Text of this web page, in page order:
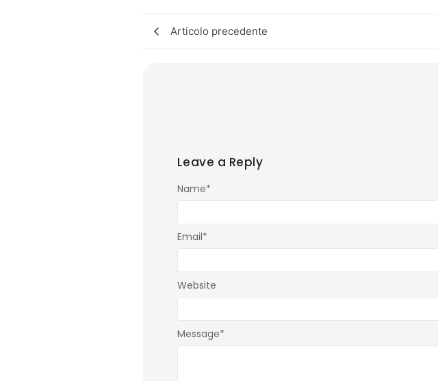
Articolo precedente
Leave a Reply
Message*
Name*
Email*
Website